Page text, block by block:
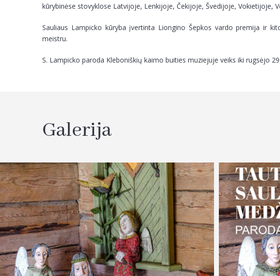
kūrybinėse stovyklose Latvijoje, Lenkijoje, Čekijoje, Švedijoje, Vokietijoje,
Sauliaus Lampicko kūryba įvertinta Liongino Šepkos vardo premija ir
meistru.
S. Lampicko paroda Kleboniškių kaimo buities muziejuje veiks iki rugsėjo
Galerija